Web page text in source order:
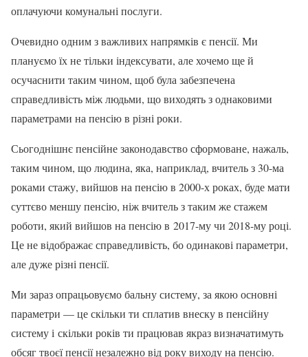
оплачуючи комунальні послуги.
Очевидно одним з важливих напрямків є пенсії. Ми
плануємо їх не тільки індексувати, але хочемо ще й
осучаснити таким чином, щоб була забезпечена
справедливість між людьми, що виходять з однаковими
параметрами на пенсію в різні роки.
Сьогоднішнє пенсійне законодавство сформоване, нажаль,
таким чином, що людина, яка, наприклад, вчитель з 30-ма
роками стажу, вийшов на пенсію в 2000-х роках, буде мати
суттєво меншу пенсію, ніж вчитель з таким же стажем
роботи, який вийшов на пенсію в 2017-му чи 2018-му році.
Це не відображає справедливість, бо одинакові параметри,
але дуже різні пенсії.
Ми зараз опрацьовуємо бальну систему, за якою основні
параметри — це скільки ти сплатив внеску в пенсійну
систему і скільки років ти працював якраз визначатимуть
обсяг твоєї пенсії незалежно від року виходу на пенсію.